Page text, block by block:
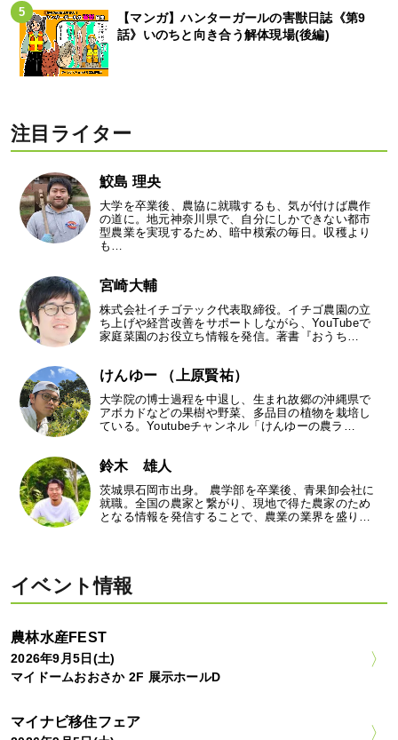
【マンガ】ハンターガールの害獣日誌《第9
話》いのちと向き合う解体現場(後編)
注目ライター
鮫島 理央
大学を卒業後、農協に就職するも、気が付けば農作
の道に。地元神奈川県で、自分にしかできない都市
型農業を実現するため、暗中模索の毎日。収穫より
も…
宮崎大輔
株式会社イチゴテック代表取締役。イチゴ農園の立
ち上げや経営改善をサポートしながら、YouTubeで
家庭菜園のお役立ち情報を発信。著書『おうち…
けんゆー （上原賢祐）
大学院の博士過程を中退し、生まれ故郷の沖縄県で
アボカドなどの果樹や野菜、多品目の植物を栽培し
ている。Youtubeチャンネル「けんゆーの農ラ…
鈴木 雄人
茨城県石岡市出身。 農学部を卒業後、青果卸会社に
就職。全国の農家と繋がり、現地で得た農家のため
となる情報を発信することで、農業の業界を盛り…
イベント情報
農林水産FEST
2026年9月5日(土)
マイドームおおさか 2F 展示ホールD
マイナビ移住フェア